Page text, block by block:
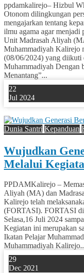
ppdamkalirejo– Hizbul
Otonom dilingkungan
mengajarkan tentang
ilmu agama agar
Unit Madrasah Aliyah
Muhammadiyah Kalirejo
(08/06/2024) yang diikuti
Muhammadiyah Dengan
Menantang”...
22
Jul 2024
Dunia Santri Kepanduan
Wujudkan
Melalui
PPDAMKalirejo –
Aliyah (MA) dan
Kalirejo telah
(FORTASI). FORTASI
Selasa,16 Juli 2024
Kegiatan ini merupakan
Ikatan Pelajar
Muhammadiyah
29
Dec 2021